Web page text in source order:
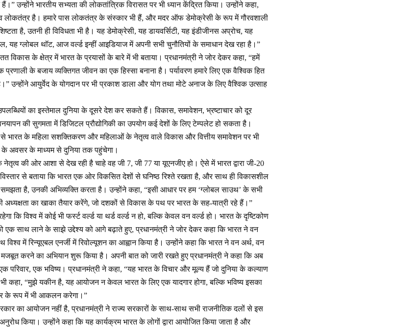
उन्होंने भारतीय सभ्यता की लोकतांत्रिक विरासत पर भी ध्यान केंद्रित किया। उन्होंने कहा,
लोकतंत्र है। हमारे पास लोकतंत्र के संस्कार भी हैं, और मदर ऑफ डेमोक्रेसी के रूप में गौरवशाली
है, उतनी ही विविधता भी है। यह डेमोक्रेसी, यह डायवर्सिटी, यह इंडीजीनस अप्रोच, यह
यह ग्लोबल थॉट, आज वर्ल्ड इन्हीं आइडियाज में अपनी सभी चुनौतियों के समाधान देख रहा है।”
विकास के क्षेत्र में भारत के प्रयासों के बारे में भी बताया। प्रधानमंत्री ने जोर देकर कहा, “हमें
के बजाय व्यक्तिगत जीवन का एक हिस्सा बनाना है। पर्यावरण हमारे लिए एक वैश्विक हित
उन्होंने आयुर्वेद के योगदान पर भी प्रकाश डाला और योग तथा मोटे अनाज के लिए वैश्विक उत्साह
का इस्तेमाल दुनिया के दूसरे देश कर सकते हैं। विकास, समावेशन, भ्रष्टाचार को दूर
की सुगमता में डिजिटल प्रौद्योगिकी का उपयोग कई देशों के लिए टेम्पलेट हो सकता है।
भारत के महिला सशक्तिकरण और महिलाओं के नेतृत्व वाले विकास और वित्तीय समावेशन पर भी
के अवसर के माध्यम से दुनिया तक पहुंचेगा।
नेतृत्व की ओर आशा से देख रही है चाहे वह जी 7, जी 77 या यूएनजीए हो। ऐसे में भारत द्वारा जी-20
से बताया कि भारत एक ओर विकसित देशों से घनिष्ठ रिश्ते रखता है, और साथ ही विकासशील
है, उनकी अभिव्यक्ति करता है। उन्होंने कहा, “इसी आधार पर हम ‘ग्लोबल साउथ’ के सभी
का खाका तैयार करेंगे, जो दशकों से विकास के पथ पर भारत के सह-यात्री रहे हैं।”
कि विश्व में कोई भी फर्स्ट वर्ल्ड या थर्ड वर्ल्ड न हो, बल्कि केवल वन वर्ल्ड हो। भारत के दृष्टिकोण
एक साथ लाने के साझे उद्देश्य को आगे बढ़ाते हुए, प्रधानमंत्री ने जोर देकर कहा कि भारत ने वन
में रिन्यूएबल एनर्जी में रिवोल्यूशन का आह्वान किया है। उन्होंने कहा कि भारत ने वन अर्थ, वन
करने का अभियान शुरू किया है। अपनी बात को जारी रखते हुए प्रधानमंत्री ने कहा कि अब
परिवार, एक भविष्य। प्रधानमंत्री ने कहा, “यह भारत के विचार और मूल्य हैं जो दुनिया के कल्याण
कहा, “मुझे यकीन है, यह आयोजन न केवल भारत के लिए एक यादगार होगा, बल्कि भविष्य इसका
के रूप में भी आकलन करेगा।”
का आयोजन नहीं है, प्रधानमंत्री ने राज्य सरकारों के साथ-साथ सभी राजनीतिक दलों से इस
किया। उन्होंने कहा कि यह कार्यक्रम भारत के लोगों द्वारा आयोजित किया जाता है और